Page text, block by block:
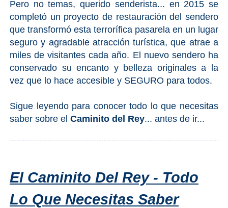
Grazalema
Zahara de la
Zahara
Setenil de
las Bodegas
Olvera
Reserva de
Maro
Pero no temas, querido senderista... en 2015 se
completó un proyecto de restauración del sendero
que transformó esta terrorífica pasarela en un lugar
seguro y agradable atracción turística, que atrae a
miles de visitantes cada año. El nuevo sendero ha
conservado su encanto y belleza originales a la
vez que lo hace accesible y SEGURO para todos.
Sigue leyendo para conocer todo lo que necesitas
saber sobre el Caminito del Rey... antes de ir...
El Caminito Del Rey - Todo
Lo Que Necesitas Saber